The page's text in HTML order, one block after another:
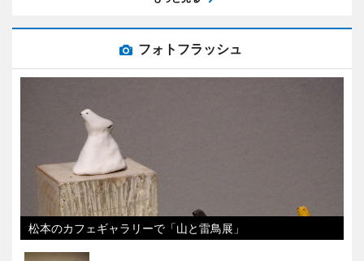
フォトフラッシュ
松本のカフェギャラリーで「山と雷鳥展」